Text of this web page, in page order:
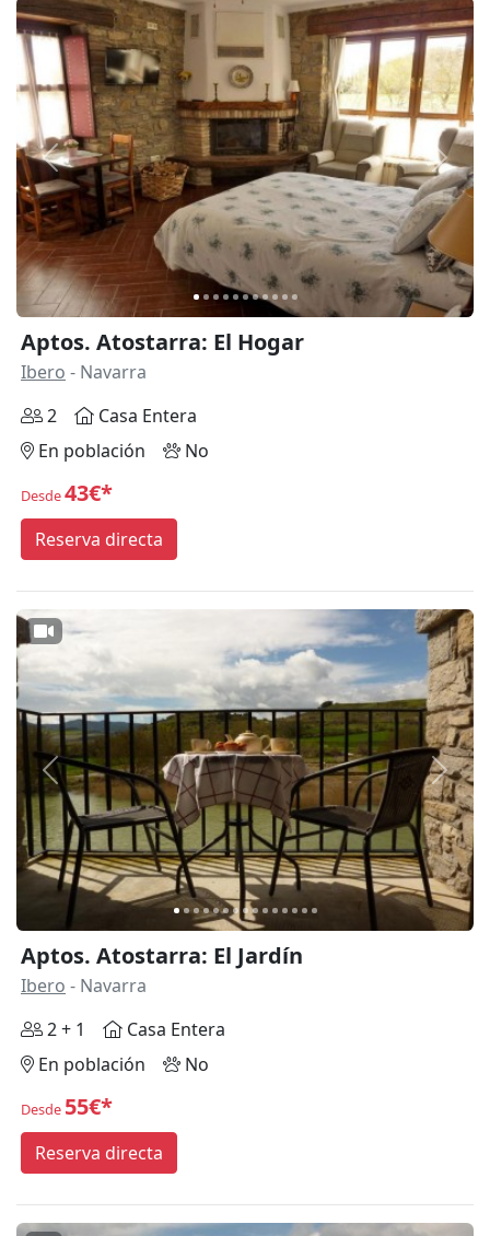
Anterior
Aptos. Atostarra: El Hogar
Ibero - Navarra
2
Casa Entera
En población
No
Desde43€*
Reserva directa
Anterior
Aptos. Atostarra: El Jardín
Ibero - Navarra
2 + 1
Casa Entera
En población
No
Desde 55€*
Reserva directa